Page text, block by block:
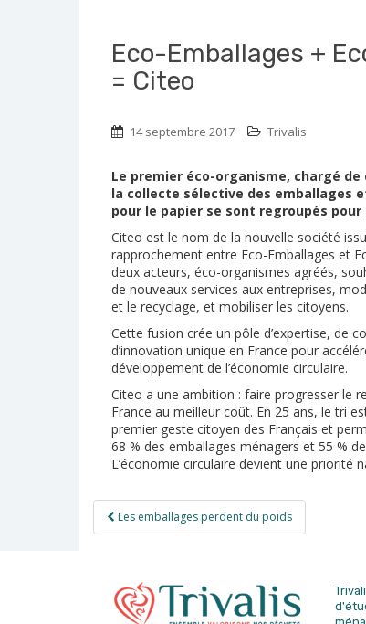
Eco-Emballages +
= Citeo
14 septembre 2017 Trivalis
Le premier éco-organisme, chargé de
la collecte sélective des emballages
pour le papier se sont regroupés pour
Citeo est le nom de la nouvelle société
rapprochement entre Eco-Emballages et
deux acteurs, éco-organismes agréés,
de nouveaux services aux entreprises,
et le recyclage, et mobiliser les citoyens.
Cette fusion crée un pôle d’expertise, de
d’innovation unique en France pour
développement de l’économie circulaire.
Citeo a une ambition : faire progresser le
France au meilleur coût. En 25 ans, le tri
premier geste citoyen des Français et
68 % des emballages ménagers et 55 %
L’économie circulaire devient une priorité
Navigation
de
Les emballages perdent du poids